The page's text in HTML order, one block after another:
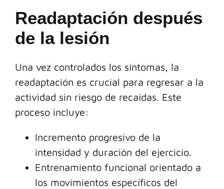
Readaptación después
de la lesión
Una vez controlados los síntomas, la
readaptación es crucial para regresar a la
actividad sin riesgo de recaídas. Este
proceso incluye:
Incremento progresivo de la
intensidad y duración del ejercicio.
Entrenamiento funcional orientado a
los movimientos específicos del